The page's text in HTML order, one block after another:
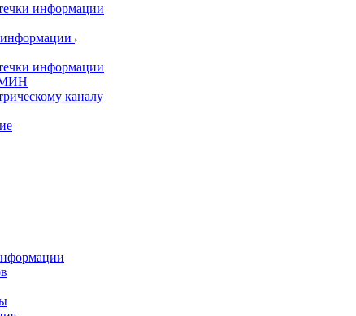
информации
информации
информации
каналу